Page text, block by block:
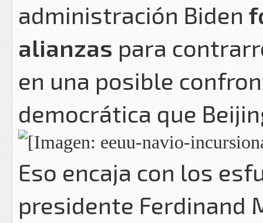
administración Biden
alianzas para
en una posible
democrática que
Eso encaja con los
presidente Ferdinand